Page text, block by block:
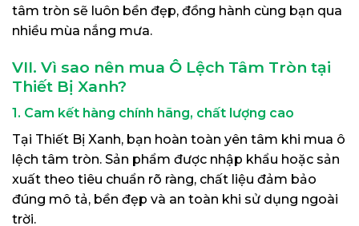
tâm tròn sẽ luôn bền đẹp, đồng hành cùng bạn qua
nhiều mùa nắng mưa.
VII. Vì sao nên mua Ô Lệch Tâm Tròn tại
Thiết Bị Xanh?
1. Cam kết hàng chính hãng, chất lượng cao
Tại Thiết Bị Xanh, bạn hoàn toàn yên tâm khi mua ô
lệch tâm tròn. Sản phẩm được nhập khẩu hoặc sản
xuất theo tiêu chuẩn rõ ràng, chất liệu đảm bảo
đúng mô tả, bền đẹp và an toàn khi sử dụng ngoài
trời.